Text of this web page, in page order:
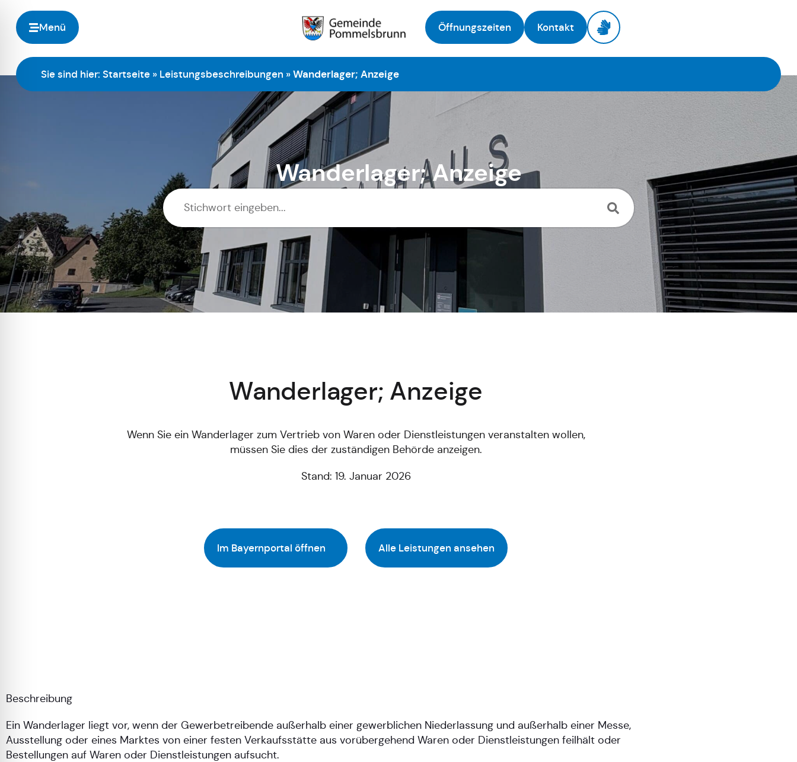
Menü
Zur Startseite
Öffnungszeiten Kontakt
Sie sind hier: Startseite » Leistungsbeschreibungen »Wanderlager; Anzeige
Wanderlager; Anzeige
Wanderlager; Anzeige
Wenn Sie ein Wanderlager zum Vertrieb von Waren oder Dienstleistungen veranstalten wollen,
müssen Sie dies der zuständigen Behörde anzeigen.
Stand: 19. Januar 2026
Im Bayernportal öffnen Alle Leistungen ansehen
Beschreibung
Ein Wanderlager liegt vor, wenn der Gewerbetreibende außerhalb einer gewerblichen Niederlassung und außerhalb einer Messe,
Ausstellung oder eines Marktes von einer festen Verkaufsstätte aus vorübergehend Waren oder Dienstleistungen feilhält oder
Bestellungen auf Waren oder Dienstleistungen aufsucht.